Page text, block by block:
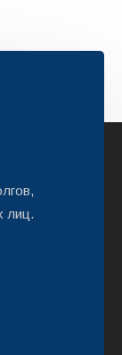
лиц.